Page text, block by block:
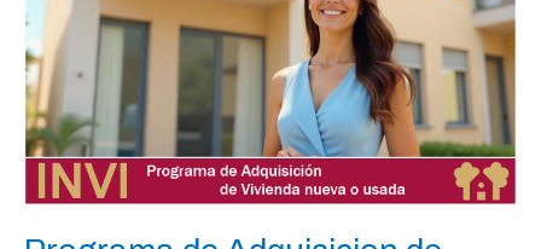
de
Vivienda
del
INVI